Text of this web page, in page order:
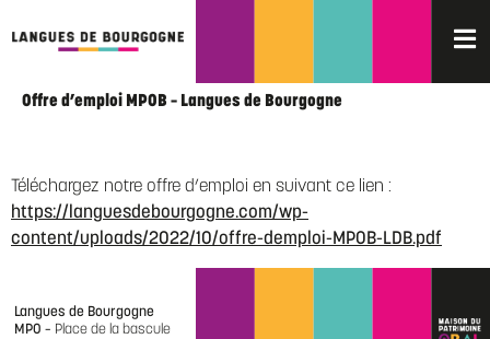
Offre d’emploi MPOB – Langues de Bourgogne
Téléchargez notre offre d’emploi en suivant ce lien :
https://languesdebourgogne.com/wp-
content/uploads/2022/10/offre-demploi-MPOB-LDB.pdf
Langues de Bourgogne
MPO – Place de la bascule